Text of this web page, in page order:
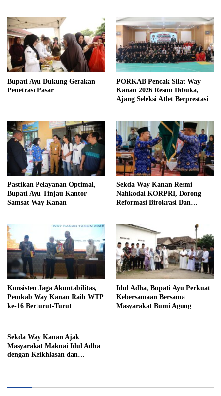
Bupati Ayu Dukung Gerakan
Penetrasi Pasar
PORKAB Pencak Silat Way
Kanan 2026 Resmi Dibuka,
Ajang Seleksi Atlet Berprestasi
Pastikan Pelayanan Optimal,
Bupati Ayu Tinjau Kantor
Samsat Way Kanan
Sekda Way Kanan Resmi
Nahkodai KORPRI, Dorong
Reformasi Birokrasi Dan
Konsisten Jaga Akuntabilitas,
Pemkab Way Kanan Raih WTP
ke-16 Berturut-Turut
Idul Adha, Bupati Ayu Perkuat
Kebersamaan Bersama
Masyarakat Bumi Agung
Sekda Way Kanan Ajak
Masyarakat Maknai Idul Adha
dengan Keikhlasan dan